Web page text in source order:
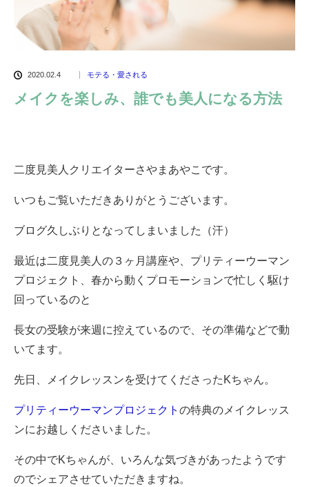
2020.02.4 モテる・愛される
メイクを楽しみ、誰でも美人になる方法
二度見美人クリエイターさやまあやこです。
いつもご覧いただきありがとうございます。
ブログ久しぶりとなってしまいました（汗）
最近は二度見美人の３ヶ月講座や、プリティーウーマン
プロジェクト、春から動くプロモーションで忙しく駆け
回っているのと
長女の受験が来週に控えているので、その準備などで動
いてます。
先日、メイクレッスンを受けてくださったKちゃん。
プリティーウーマンプロジェクト の特典のメイクレッス
ンにお越しくださいました。
その中でKちゃんが、いろんな気づきがあったようです
のでシェアさせていただきますね。